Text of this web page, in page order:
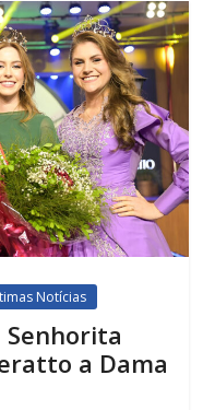
Notícias
a Dama